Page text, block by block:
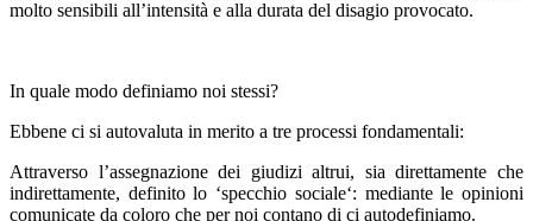
molto sensibili all’intensità e alla durata del disagio provocato.
In quale modo definiamo noi stessi?
Ebbene ci si autovaluta in merito a tre processi fondamentali:
Attraverso l’assegnazione dei giudizi altrui, sia direttamente che
indirettamente, definito lo ‘specchio sociale‘: mediante le opinioni
comunicate da coloro che per noi contano di ci autodefiniamo.